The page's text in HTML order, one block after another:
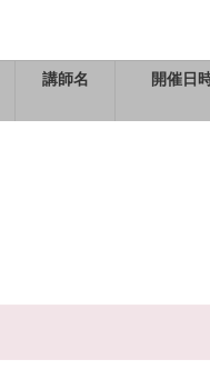
講師名 開催日